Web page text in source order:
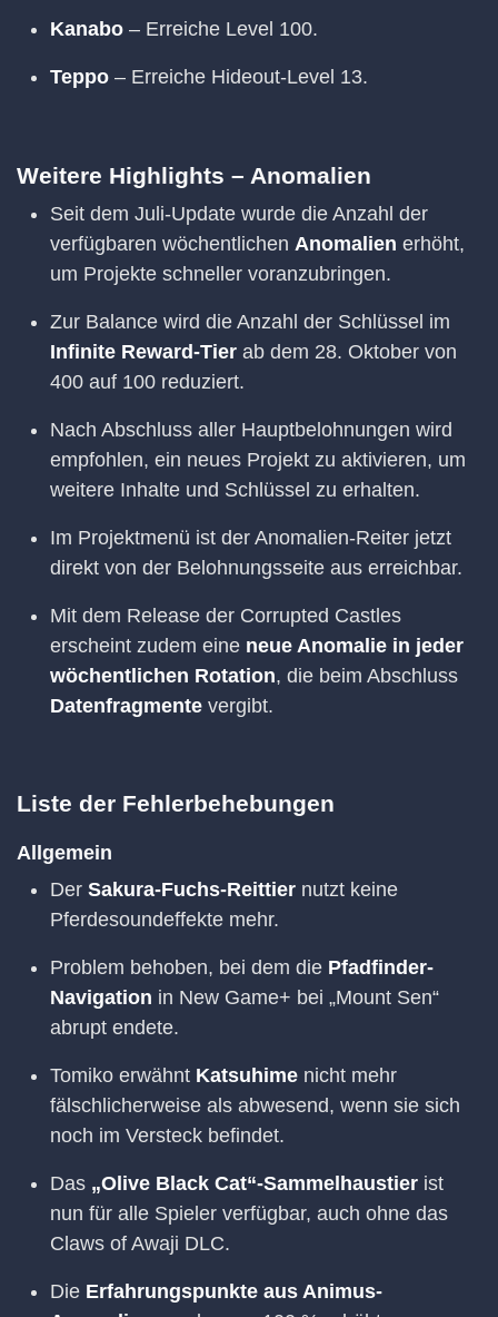
Kanabo – Erreiche Level 100.
Teppo – Erreiche Hideout-Level 13.
Weitere Highlights – Anomalien
Seit dem Juli-Update wurde die Anzahl der
verfügbaren wöchentlichen Anomalien erhöht,
um Projekte schneller voranzubringen.
Zur Balance wird die Anzahl der Schlüssel im
Infinite Reward-Tier ab dem 28. Oktober von
400 auf 100 reduziert.
Nach Abschluss aller Hauptbelohnungen wird
empfohlen, ein neues Projekt zu aktivieren, um
weitere Inhalte und Schlüssel zu erhalten.
Im Projektmenü ist der Anomalien-Reiter jetzt
direkt von der Belohnungsseite aus erreichbar.
Mit dem Release der Corrupted Castles
erscheint zudem eine neue Anomalie in jeder
wöchentlichen Rotation, die beim Abschluss
Datenfragmente vergibt.
Liste der Fehlerbehebungen
Allgemein
Der Sakura-Fuchs-Reittier nutzt keine
Pferdesoundeffekte mehr.
Problem behoben, bei dem die Pfadfinder-
Navigation in New Game+ bei „Mount Sen“
abrupt endete.
Tomiko erwähnt Katsuhime nicht mehr
fälschlicherweise als abwesend, wenn sie sich
noch im Versteck befindet.
Das „Olive Black Cat“-Sammelhaustier ist
nun für alle Spieler verfügbar, auch ohne das
Claws of Awaji DLC.
Die Erfahrungspunkte aus Animus-